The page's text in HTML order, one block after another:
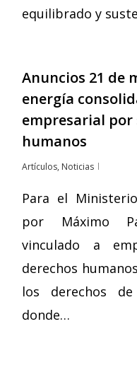
equilibrado y
Anuncios 21 de
energía
empresarial por
humanos
Artículos, Noticias
Para el
por Máximo
vinculado a
derechos
los derechos
donde…